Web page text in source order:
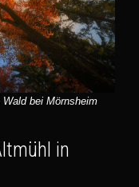
bei Mörnsheim
in